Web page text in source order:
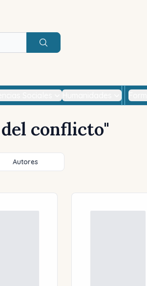
Buscar
conflicto"
Autores